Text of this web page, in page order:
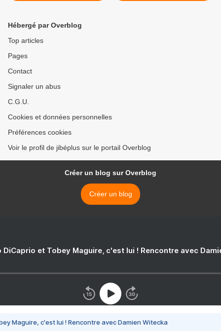
Hébergé par Overblog
Top articles
Pages
Contact
Signaler un abus
C.G.U.
Cookies et données personnelles
Préférences cookies
Voir le profil de jibéplus sur le portail Overblog
Créer un blog sur Overblog
Créer un blog
DiCaprio et Tobey Maguire, c'est lui ! Rencontre avec
Maguire, c'est lui ! Rencontre avec Damien Witecka